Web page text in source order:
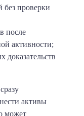
без проверки
после
активности;
доказательств
активы
может